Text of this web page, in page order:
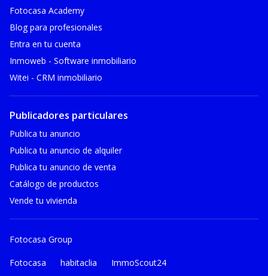
Fotocasa Academy
Blog para profesionales
Entra en tu cuenta
Inmoweb - Software inmobiliario
Witei - CRM inmobiliario
Publicadores particulares
Publica tu anuncio
Publica tu anuncio de alquiler
Publica tu anuncio de venta
Catálogo de productos
Vende tu vivienda
Fotocasa Group
Fotocasa habitaclia ImmoScout24